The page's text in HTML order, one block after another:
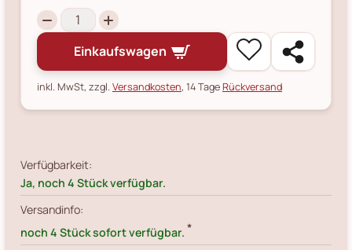
Einkaufswagen
inkl. MwSt, zzgl.Versandkosten, 14 TageRückversand
Verfügbarkeit:
Ja, noch 4 Stück verfügbar.
Versandinfo:
noch 4 Stück sofort verfügbar. *